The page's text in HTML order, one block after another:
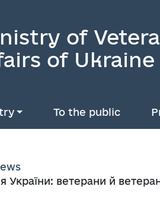
of
of Ukraine
To the public
України: ветерани й